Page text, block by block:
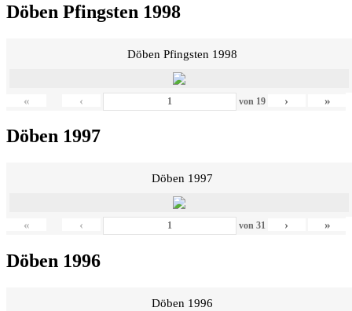
Döben Pfingsten 1998
Döben Pfingsten 1998
« ‹ von 19 › »
Döben 1997
Döben 1997
« ‹ von 31 › »
Döben 1996
Döben 1996